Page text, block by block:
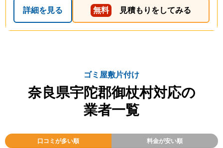
詳細を見る 無料 見積もりをしてみる
ゴミ屋敷片付け
奈良県宇陀郡御杖村対応の
業者一覧
口コミが多い順 料金が安い順